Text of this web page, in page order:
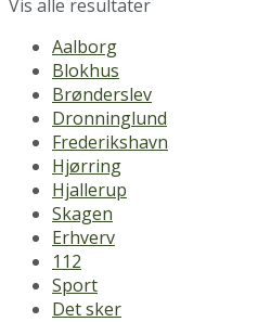
Vis alle resultater
Aalborg
Blokhus
Brønderslev
Dronninglund
Frederikshavn
Hjørring
Hjallerup
Skagen
Erhverv
112
Sport
Det sker